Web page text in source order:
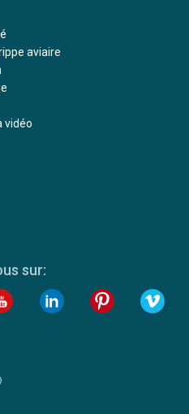
aviaire
vidéo
sur: